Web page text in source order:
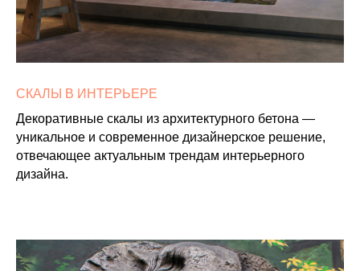
СКАЛЫ В ИНТЕРЬЕРЕ
Декоративные скалы из архитектурного бетона —
уникальное и современное дизайнерское решение,
отвечающее актуальным трендам интерьерного
дизайна.